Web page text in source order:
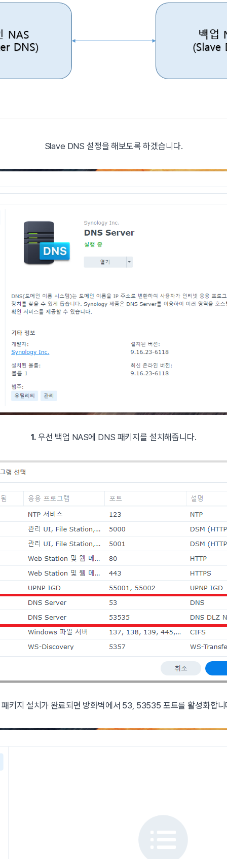
Slave DNS 설정을 해보도록 하겠습니다.
1. 우선 백업 NAS에 DNS 패키지를 설치해줍니다.
패키지 설치가 완료되면 방화벽에서 53, 53535 포트를 활성화합니